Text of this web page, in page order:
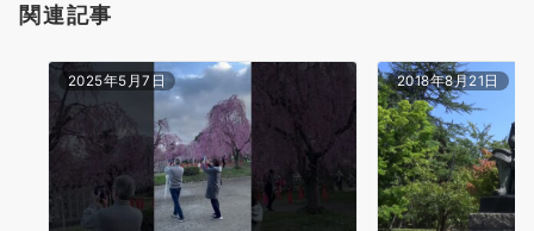
関連記事
2025年5月7日 2018年8月21日